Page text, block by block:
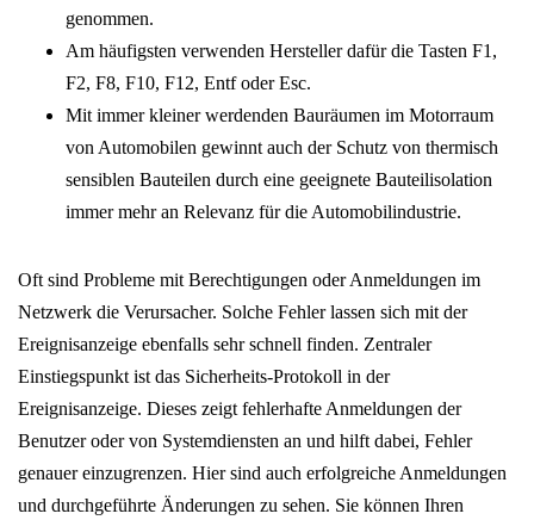
genommen.
Am häufigsten verwenden Hersteller dafür die Tasten F1,
F2, F8, F10, F12, Entf oder Esc.
Mit immer kleiner werdenden Bauräumen im Motorraum
von Automobilen gewinnt auch der Schutz von thermisch
sensiblen Bauteilen durch eine geeignete Bauteilisolation
immer mehr an Relevanz für die Automobilindustrie.
Oft sind Probleme mit Berechtigungen oder Anmeldungen im
Netzwerk die Verursacher. Solche Fehler lassen sich mit der
Ereignisanzeige ebenfalls sehr schnell finden. Zentraler
Einstiegspunkt ist das Sicherheits-Protokoll in der
Ereignisanzeige. Dieses zeigt fehlerhafte Anmeldungen der
Benutzer oder von Systemdiensten an und hilft dabei, Fehler
genauer einzugrenzen. Hier sind auch erfolgreiche Anmeldungen
und durchgeführte Änderungen zu sehen. Sie können Ihren